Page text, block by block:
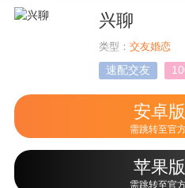
兴聊
类型：交友婚恋
速配交友
安卓
需跳转至官
苹果
需跳转至官